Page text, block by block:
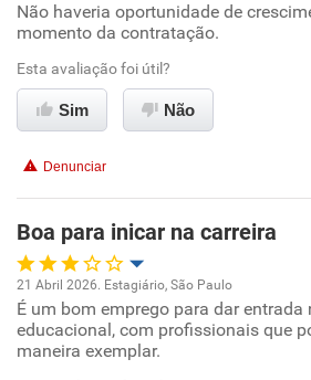
Oportunidade de promoção
Ambiente de trabalho
Conciliação com a vida familiar
Não recomenda esta empresa
Não recomenda a diretoria
Não haveria oportunidade de
momento da contratação.
Esta avaliação foi útil?
Sim Não
Denunciar
Boa para inicar na carreira
Oportunidade de promoção
Ambiente de trabalho
21 Abril 2026. Estagiário, São Paulo
É um bom emprego para dar entrada
educacional, com profissionais que
maneira exemplar.